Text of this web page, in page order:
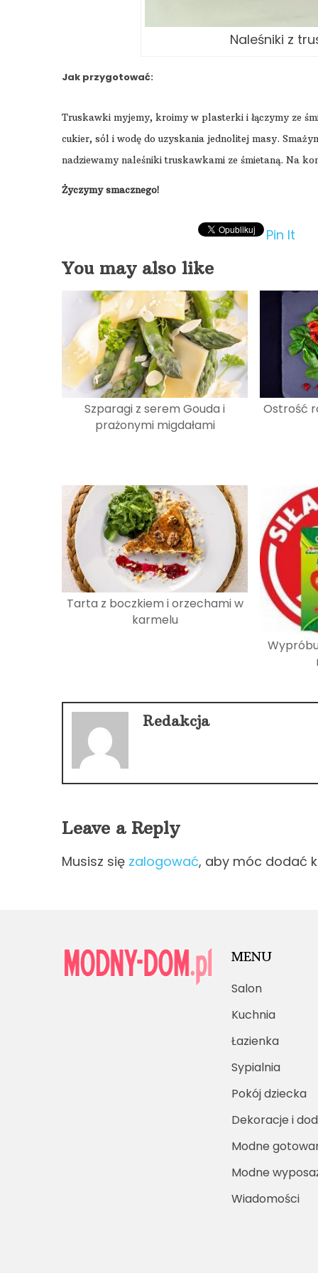
Naleśniki z
Jak przygotować:
Truskawki myjemy, kroimy w plasterki i łączymy ze
cukier, sól i wodę do uzyskania jednolitej masy.
nadziewamy naleśniki truskawkami ze śmietaną. Na
Życzymy smacznego!
Pin It
You may also like
Szparagi z serem Gouda i
prażonymi migdałami
Ostrość
Tarta z boczkiem i orzechami w
karmelu
Redakcja
Leave a Reply
Musisz się zalogować, aby móc dodać
MENU
Salon
Kuchnia
Łazienka
Sypialnia
Pokój dziecka
Dekoracje i
Modne
Modne
Wiadomości